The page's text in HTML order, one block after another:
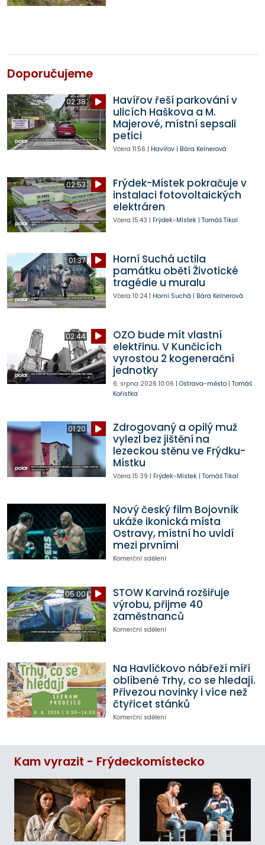
Doporučujeme
02:38
Havířov řeší parkování v
ulicích Haškova a M.
Majerové, místní sepsali
petici
Včera 11:56 | Havířov| Bára Kelnerová
02:53
Frýdek-Místek pokračuje v
instalaci fotovoltaických
elektráren
Včera 15:43 | Frýdek-Místek| Tomáš Tikal
01:37
Horní Suchá uctila
památku obětí Životické
tragédie u muralu
Včera 10:24| Horní Suchá | Bára Kelnerová
02:44
OZO bude mít vlastní
elektřinu. V Kunčicích
vyrostou 2 kogenerační
jednotky
6. srpna 2026 10:06 | Ostrava-město| Tomáš
Kořistka
01:20
Zdrogovaný a opilý muž
vylezl bez jištění na
lezeckou stěnu ve Frýdku-
Místku
Včera 15:39 | Frýdek-Místek| Tomáš Tikal
Nový český film Bojovník
ukáže ikonická místa
Ostravy, místní ho uvidí
mezi prvními
Komerční sdělení
05:00
STOW Karviná rozšiřuje
výrobu, přijme 40
zaměstnanců
Komerční sdělení
Na Havlíčkovo nábřeží míří
oblíbené Trhy, co se hledají.
Přivezou novinky i více než
čtyřicet stánků
Komerční sdělení
Kam vyrazit - Frýdeckomístecko